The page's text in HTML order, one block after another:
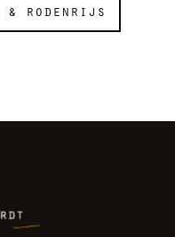
& rodenrijs